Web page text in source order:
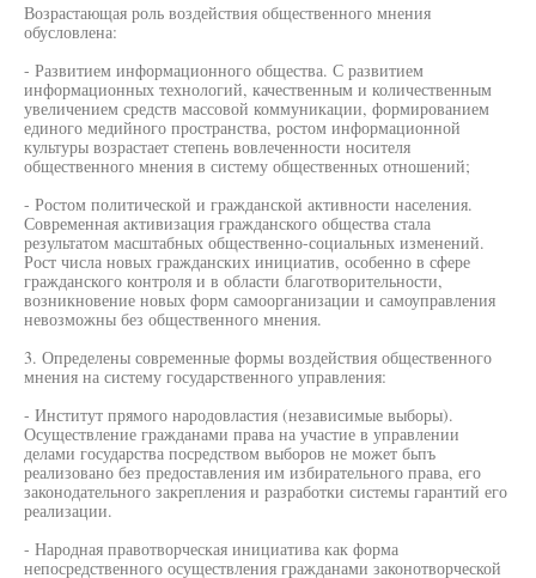
Возрастающая роль воздействия общественного мнения
обусловлена:
- Развитием информационного общества. С развитием
информационных технологий, качественным и количественным
увеличением средств массовой коммуникации, формированием
единого медийного пространства, ростом информационной
культуры возрастает степень вовлеченности носителя
общественного мнения в систему общественных отношений;
- Ростом политической и гражданской активности населения.
Современная активизация гражданского общества стала
результатом масштабных общественно-социальных изменений.
Рост числа новых гражданских инициатив, особенно в сфере
гражданского контроля и в области благотворительности,
возникновение новых форм самоорганизации и самоуправления
невозможны без общественного мнения.
3. Определены современные формы воздействия общественного
мнения на систему государственного управления:
- Институт прямого народовластия (независимые выборы).
Осуществление гражданами права на участие в управлении
делами государства посредством выборов не может бьпъ
реализовано без предоставления им избирательного права, его
законодательного закрепления и разработки системы гарантий его
реализации.
- Народная правотворческая инициатива как форма
непосредственного осуществления гражданами законотворческой